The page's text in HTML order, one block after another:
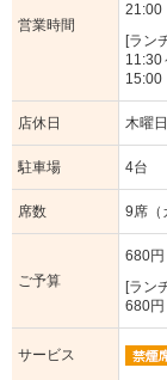
営業時間
21:00
[ラン
11:30
15:00
店休日 木曜日
駐車場 4台
席数 9席（
ご予算
680円
[ラン
680円
サービス